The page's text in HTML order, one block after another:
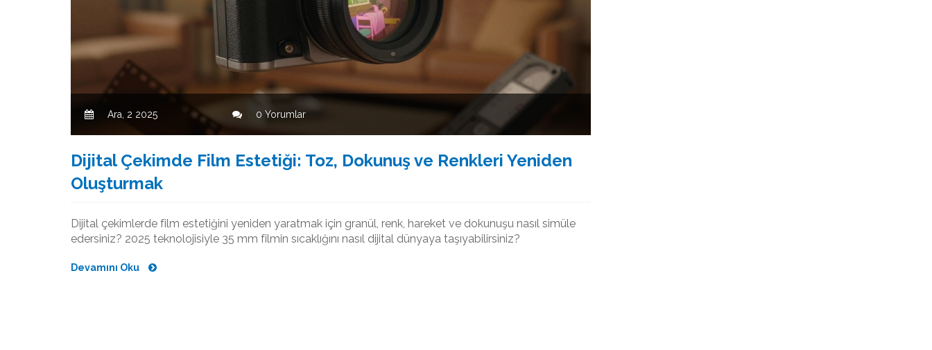
Ara, 2 2025 0 Yorumlar
Dijital Çekimde Film Estetiği: Toz, Dokunuş ve Renkleri Yeniden
Oluşturmak
Dijital çekimlerde film estetiğini yeniden yaratmak için granül, renk, hareket ve dokunuşu nasıl simüle
edersiniz? 2025 teknolojisiyle 35 mm filmin sıcaklığını nasıl dijital dünyaya taşıyabilirsiniz?
Devamını Oku